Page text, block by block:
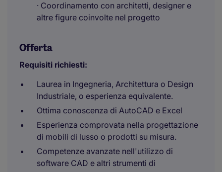
· Coordinamento con architetti, designer e
altre figure coinvolte nel progetto
Offerta
Requisiti richiesti:
Laurea in Ingegneria, Architettura o Design
Industriale, o esperienza equivalente.
Ottima conoscenza di AutoCAD e Excel
Esperienza comprovata nella progettazione
di mobili di lusso o prodotti su misura.
Competenze avanzate nell'utilizzo di
software CAD e altri strumenti di